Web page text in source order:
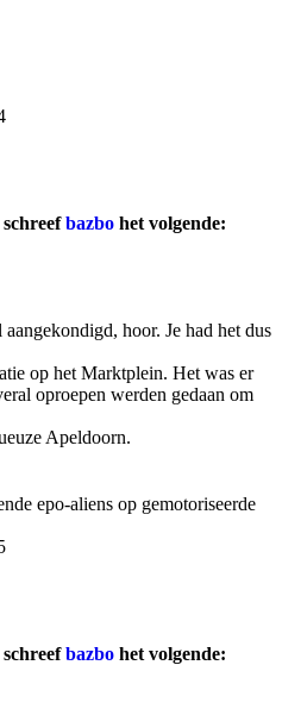
schreefbazbo het volgende:
hoor. Je had het dus
op het Marktplein. Het was er
oproepen werden gedaan om
Apeldoorn.
epo-aliens op gemotoriseerde
schreefbazbo het volgende: